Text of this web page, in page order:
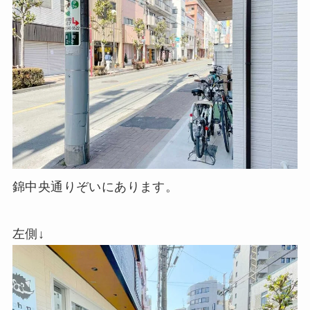
錦中央通りぞいにあります。
左側↓